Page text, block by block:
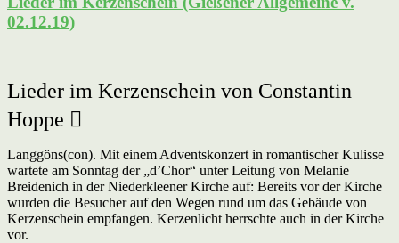
02.12.19)
Lieder im Kerzenschein von Constantin
Hoppe 
Langgöns(con). Mit einem Adventskonzert in romantischer Kulisse
wartete am Sonntag der „d’Chor“ unter Leitung von Melanie
Breidenich in der Niederkleener Kirche auf: Bereits vor der Kirche
wurden die Besucher auf den Wegen rund um das Gebäude von
Kerzenschein empfangen. Kerzenlicht herrschte auch in der Kirche
vor.